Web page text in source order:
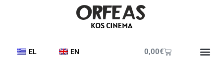
EL EN 0,00€